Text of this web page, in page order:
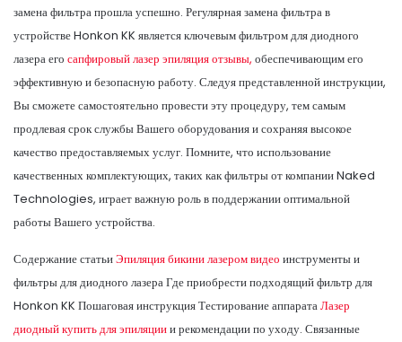
замена фильтра прошла успешно. Регулярная замена фильтра в
устройстве Honkon KK является ключевым фильтром для диодного
лазера его сапфировый лазер эпиляция отзывы, обеспечивающим его
эффективную и безопасную работу. Следуя представленной инструкции,
Вы сможете самостоятельно провести эту процедуру, тем самым
продлевая срок службы Вашего оборудования и сохраняя высокое
качество предоставляемых услуг. Помните, что использование
качественных комплектующих, таких как фильтры от компании Naked
Technologies, играет важную роль в поддержании оптимальной
работы Вашего устройства.
Содержание статьиЭпиляция бикини лазером видео инструменты и
фильтры для диодного лазера Где приобрести подходящий фильтр для
Honkon KK Пошаговая инструкция Тестирование аппаратаЛазер
диодный купить для эпиляциии рекомендации по уходу. Связанные